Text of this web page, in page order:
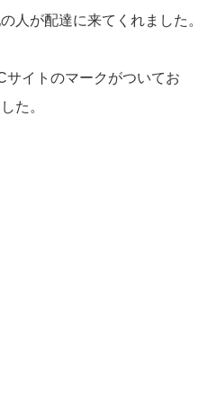
人が配達に来てくれました。
サイトのマークがついてお
た。